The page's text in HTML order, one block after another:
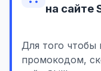
на сайте
Для того чтобы
промокодом,